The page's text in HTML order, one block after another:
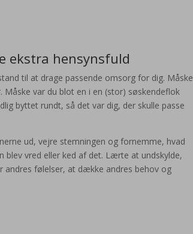
ekstra hensynsfuld
til at drage passende omsorg for dig. Måske
var du blot en i en (stor) søskendeflok
byttet rundt, så det var dig, der skulle passe
ud, vejre stemningen og fornemme, hvad
vred eller ked af det. Lærte at undskylde,
følelser, at dække andres behov og